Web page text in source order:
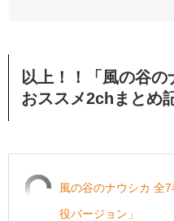
以上！！「風の谷
おススメ2chまとめ
風の谷のナウシカ 全
役バージョン」